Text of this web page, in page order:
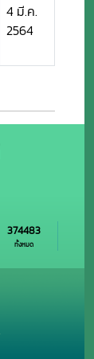
4 มี.ค.
2564
ทั้งหมด
374483